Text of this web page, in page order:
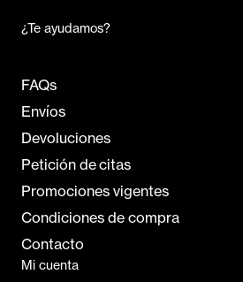
¿Te ayudamos?
FAQs
Envíos
Devoluciones
Petición de citas
Promociones vigentes
Condiciones de compra
Contacto
Mi cuenta